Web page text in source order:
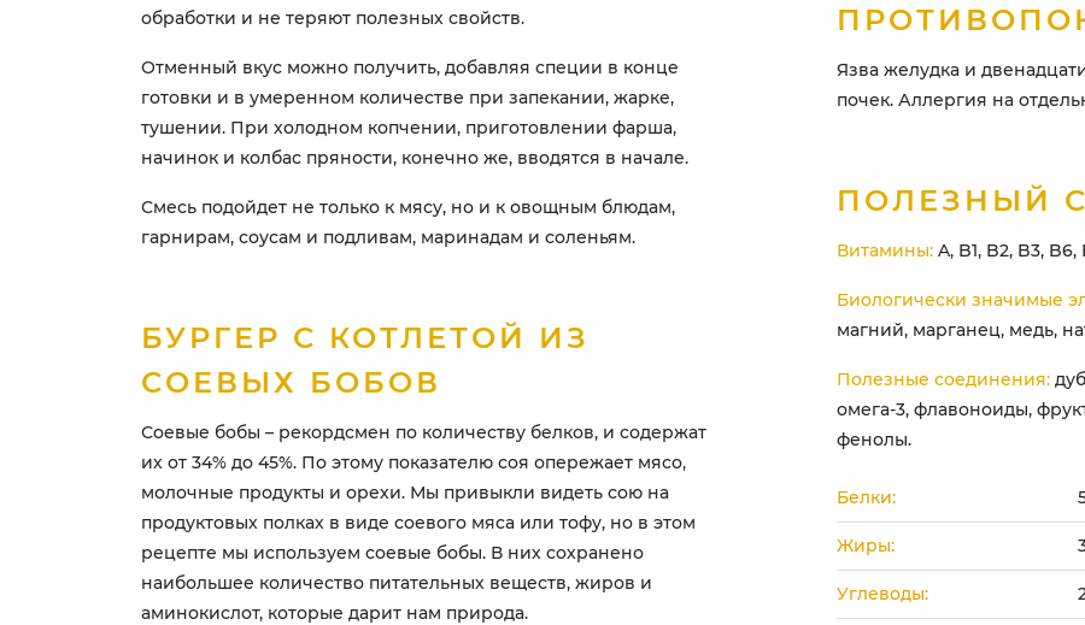
обработки и не теряют полезных свойств.
Отменный вкус можно получить, добавляя специи в конце
готовки и в умеренном количестве при запекании, жарке,
тушении. При холодном копчении, приготовлении фарша,
начинок и колбас пряности, конечно же, вводятся в начале.
Смесь подойдет не только к мясу, но и к овощным блюдам,
гарнирам, соусам и подливам, маринадам и соленьям.
БУРГЕР С КОТЛЕТОЙ ИЗ
СОЕВЫХ БОБОВ
Соевые бобы – рекордсмен по количеству белков, и содержат
их от 34% до 45%. По этому показателю соя опережает мясо,
молочные продукты и орехи. Мы привыкли видеть сою на
продуктовых полках в виде соевого мяса или тофу, но в этом
рецепте мы используем соевые бобы. В них сохранено
наибольшее количество питательных веществ, жиров и
аминокислот, которые дарит нам природа.
Язва желудка и
почек. Аллергия на
ПОЛЕЗНЫЙ
Витамины: A, B1, B2, B3, B6,
Биологически значимые
магний, марганец, медь,
Полезные соединения:
омега-3, флавоноиды,
фенолы.
Белки:
Жиры:
Углеводы: